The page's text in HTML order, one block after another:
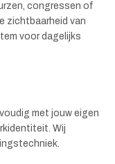
congressen of
zichtbaarheid van
voor dagelijks
met jouw eigen
Wij